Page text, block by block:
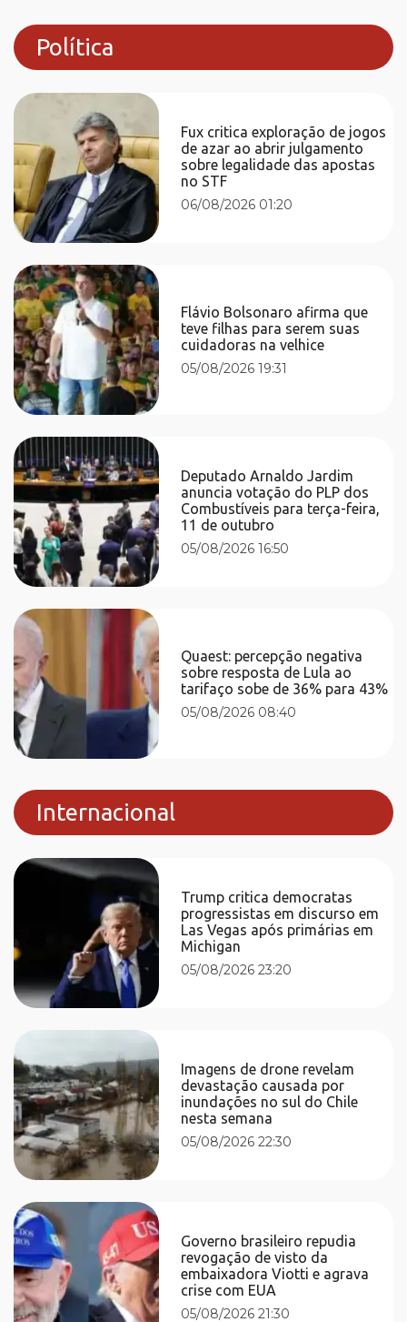
Política
Fux critica exploração de jogos
de azar ao abrir julgamento
sobre legalidade das apostas
no STF
06/08/2026 01:20
Flávio Bolsonaro afirma que
teve filhas para serem suas
cuidadoras na velhice
05/08/2026 19:31
Deputado Arnaldo Jardim
anuncia votação do PLP dos
Combustíveis para terça-feira,
11 de outubro
05/08/2026 16:50
Quaest: percepção negativa
sobre resposta de Lula ao
tarifaço sobe de 36% para 43%
05/08/2026 08:40
Internacional
Trump critica democratas
progressistas em discurso em
Las Vegas após primárias em
Michigan
05/08/2026 23:20
Imagens de drone revelam
devastação causada por
inundações no sul do Chile
nesta semana
05/08/2026 22:30
Governo brasileiro repudia
revogação de visto da
embaixadora Viotti e agrava
crise com EUA
05/08/2026 21:30